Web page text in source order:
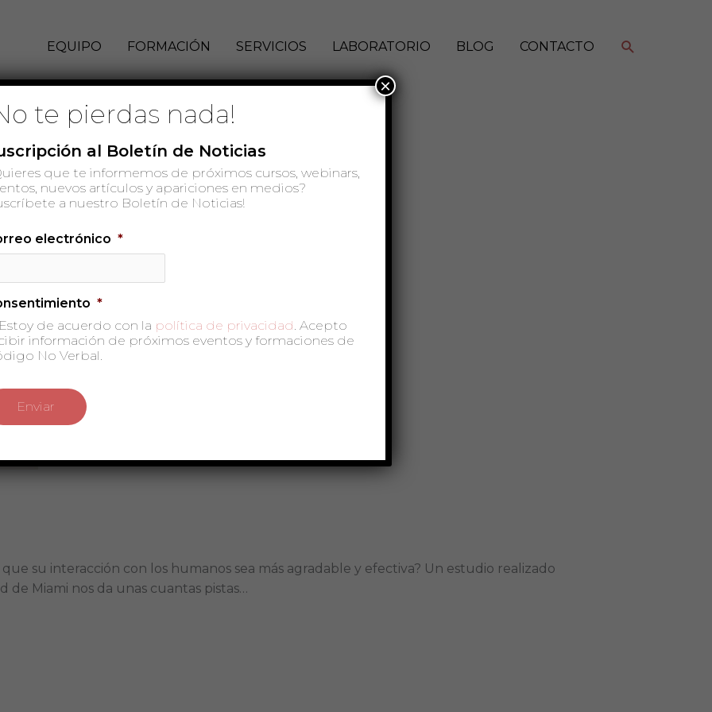
EQUIPO FORMACIÓN SERVICIOS LABORATORIO BLOG CONTACTO Buscar
Agent
su interacción con los humanos sea más agradable y efectiva? Un estudio realizado
de Miami nos da unas cuantas pistas…
te pierdas nada!
al Boletín de Noticias
que te informemos de próximos cursos, webinars,
nuevos artículos y apariciones en medios?
a nuestro Boletín de Noticias!
electrónico *
*
Estoy de acuerdo con la política de privacidad . Acepto
información de próximos eventos y formaciones de
No Verbal.
×